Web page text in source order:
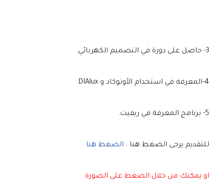
3- حاصل على دورة في التصميم الكهربائي.
4-المعرفة في استخدام الأوتوكاد و DIAlux.
5- برنامج المعرفة في ريفيت.
للتقديم يرجى الضغط هنا : الضغط هنا
او يمكنك من خلال الضغط على الصورة